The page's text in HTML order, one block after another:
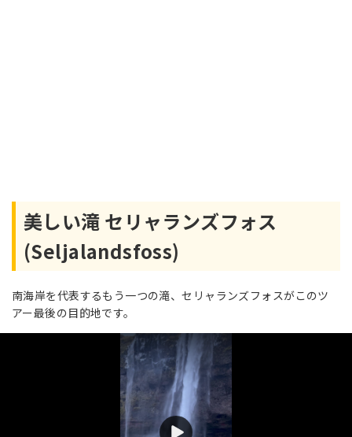
美しい滝 セリャランズフォス
(Seljalandsfoss)
南海岸を代表するもう一つの滝、セリャランズフォスがこのツ
アー最後の目的地です。